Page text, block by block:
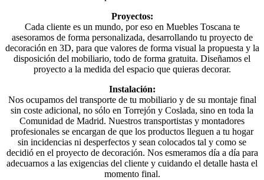
Proyectos:
Cada cliente es un mundo, por eso en Muebles Toscana te
asesoramos de forma personalizada, desarrollando tu proyecto de
decoración en 3D, para que valores de forma visual la propuesta y la
disposición del mobiliario, todo de forma gratuita. Diseñamos el
proyecto a la medida del espacio que quieras decorar.
Instalación:
Nos ocupamos del transporte de tu mobiliario y de su montaje final
sin coste adicional, no sólo en Torrejón y Coslada, sino en toda la
Comunidad de Madrid. Nuestros transportistas y montadores
profesionales se encargan de que los productos lleguen a tu hogar
sin incidencias ni desperfectos y sean colocados tal y como se
decidió en el proyecto de decoración. Nos esmeramos día a día para
adecuarnos a las exigencias del cliente y cuidando el detalle hasta el
momento final.